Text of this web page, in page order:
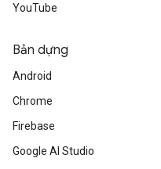
YouTube
Bản dựng
Android
Chrome
Firebase
Google AI Studio